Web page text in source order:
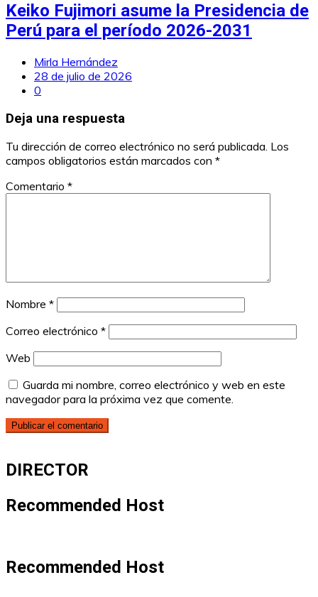
Keiko Fujimori asume la Presidencia de
Perú para el período 2026-2031
Mirla Hernández
28 de julio de 2026
0
Deja una respuesta
Tu dirección de correo electrónico no será publicada. Los
campos obligatorios están marcados con *
Comentario *
Nombre *
Correo electrónico *
Web
Guarda mi nombre, correo electrónico y web en este
navegador para la próxima vez que comente.
DIRECTOR
Recommended Host
Recommended Host